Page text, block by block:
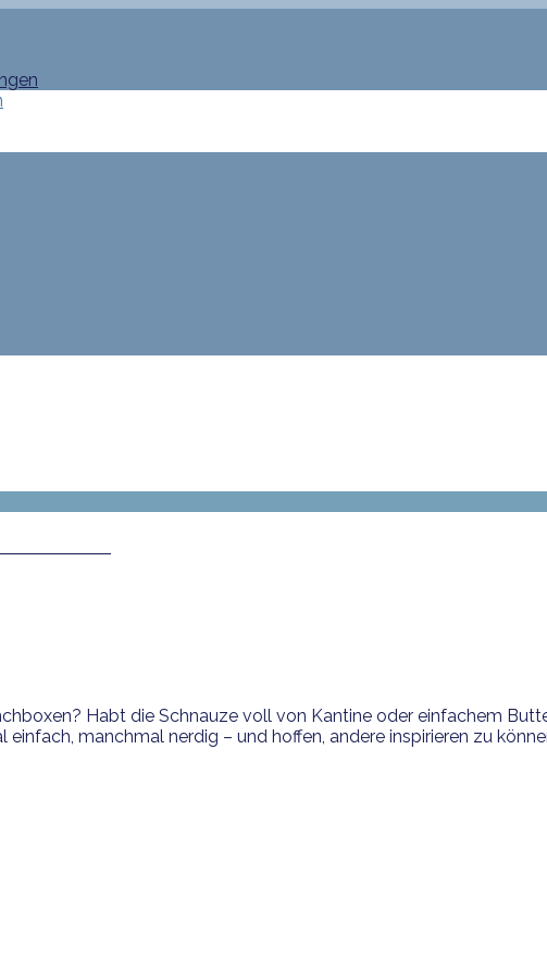
Habt die Schnauze voll von Kantine oder einfachem
manchmal nerdig – und hoffen, andere inspirieren zu